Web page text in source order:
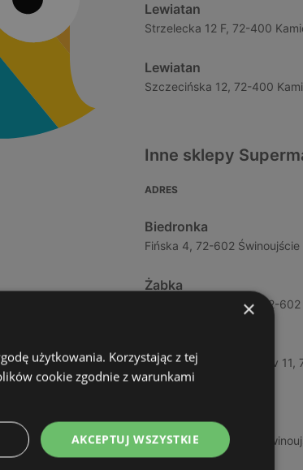
Lewiatan
Strzelecka 12 F, 72-400
Lewiatan
Szczecińska 12, 72-400
Inne sklepy
ADRES
Biedronka
Fińska 4, 72-602 Świnoujście
Żabka
Ul. Barlickiego 4d / 2, 72-
Wybrzeze Władysława Iv 11,
Świnoujście
Biedronka
Chrobrego 9, 72-600
×
użytkowania. Korzystając z tej
cookie zgodnie z warunkami
AKCEPTUJ WSZYSTKIE